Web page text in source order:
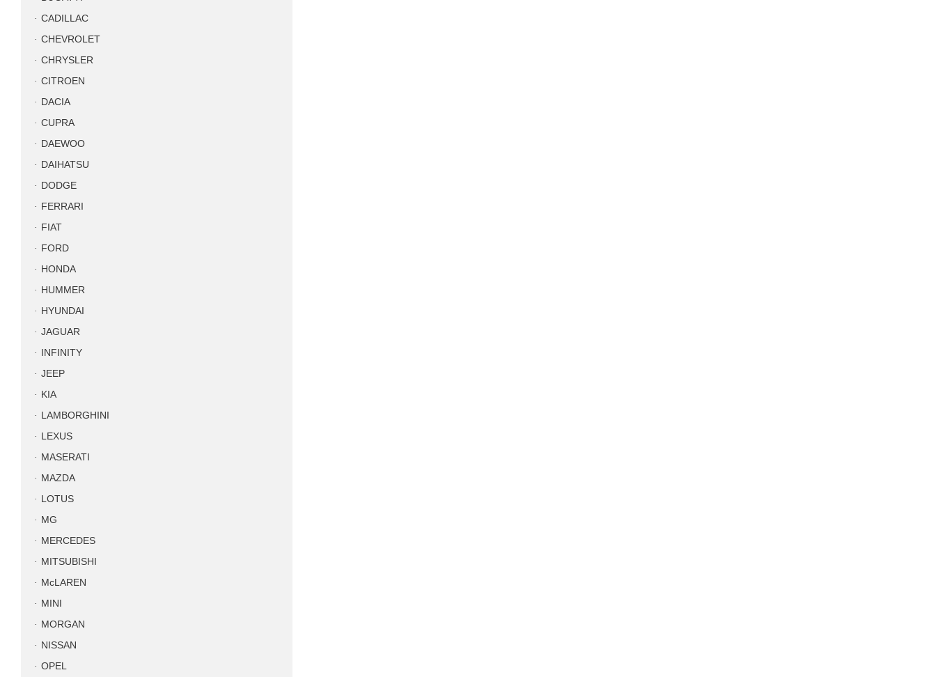
CADILLAC
CHEVROLET
CHRYSLER
CITROEN
DACIA
CUPRA
DAEWOO
DAIHATSU
DODGE
FERRARI
FIAT
FORD
HONDA
HUMMER
HYUNDAI
JAGUAR
INFINITY
JEEP
KIA
LAMBORGHINI
LEXUS
MASERATI
MAZDA
LOTUS
MG
MERCEDES
MITSUBISHI
McLAREN
MINI
MORGAN
NISSAN
OPEL